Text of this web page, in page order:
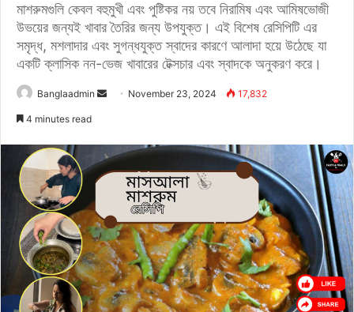
মাশরুমগুলি কেবল বহুমুখী এবং পুষ্টিকর নয় তবে নিরামিষ এবং আমিষভোজী
উভয়ের জন্যই খাবার তৈরির জন্য উপযুক্ত। এই বিশেষ রেসিপিটি এর
সমৃদ্ধ, মশলাদার এবং সুগন্ধযুক্ত স্বাদের কারণে আলাদা হয়ে উঠেছে যা
একটি ক্লাসিক নন-ভেজ খাবারের টেক্সচার এবং স্বাদকে অনুকরণ করে।
Banglaadmin
a
m
a
i
l
November 23, 2024 17,832
4 minutes read